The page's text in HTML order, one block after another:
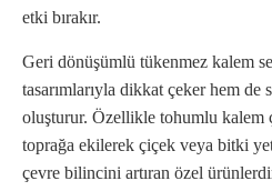
etki bırakır.
Geri dönüşümlü tükenmez kalem
tasarımlarıyla dikkat çeker hem
oluşturur. Özellikle tohumlu kalem
toprağa ekilerek çiçek veya bitki
çevre bilincini artıran özel